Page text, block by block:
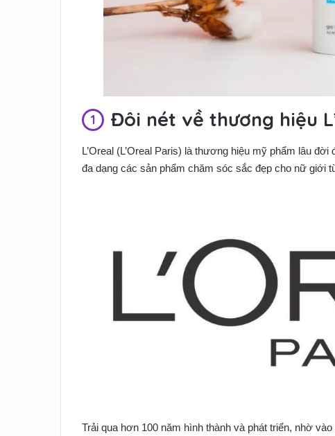
Đôi nét về thương hiệu
L’Oreal (L’Oreal Paris) là thương hiệu mỹ phẩm lâu
đa dạng các sản phẩm chăm sóc sắc đẹp cho nữ giới
Trải qua hơn 100 năm hình thành và phát triển, nhờ